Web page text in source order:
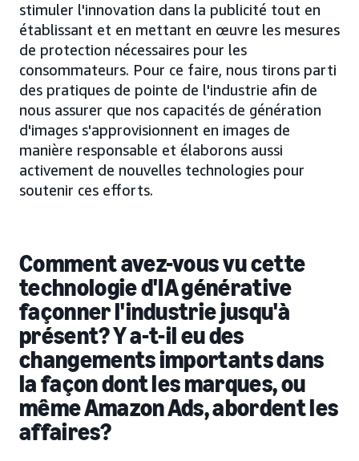
stimuler l'innovation dans la publicité tout en
établissant et en mettant en œuvre les mesures
de protection nécessaires pour les
consommateurs. Pour ce faire, nous tirons parti
des pratiques de pointe de l'industrie afin de
nous assurer que nos capacités de génération
d'images s'approvisionnent en images de
manière responsable et élaborons aussi
activement de nouvelles technologies pour
soutenir ces efforts.
Comment avez-vous vu cette
technologie d'IA générative
façonner l'industrie jusqu'à
présent? Y a-t-il eu des
changements importants dans
la façon dont les marques, ou
même Amazon Ads, abordent les
affaires?